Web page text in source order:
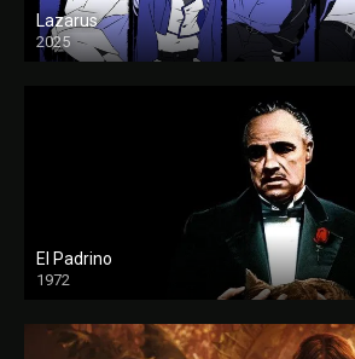
Lazarus
2025
El Padrino
1972
FULL HD